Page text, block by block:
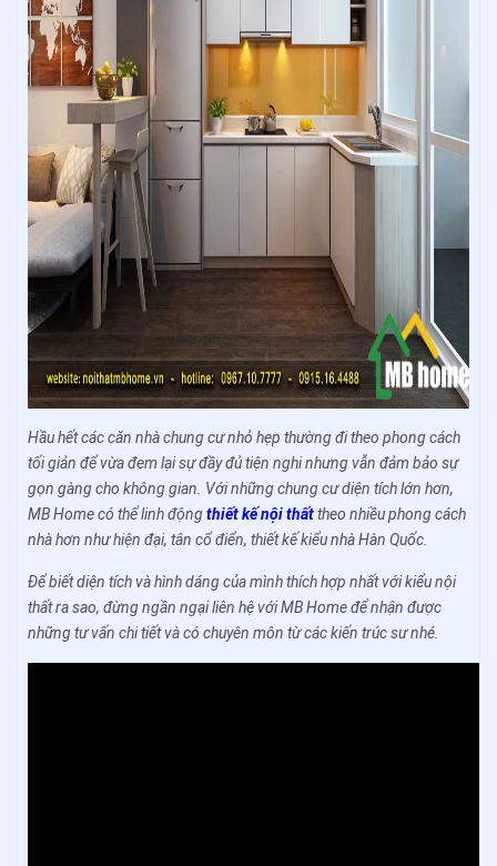
Hầu hết các căn nhà chung cư nhỏ hẹp thường đi theo phong cách
tối giản để vừa đem lại sự đầy đủ tiện nghi nhưng vẫn đảm bảo sự
gọn gàng cho không gian. Với những chung cư diện tích lớn hơn,
MB Home có thể linh độngthiết kế nội thấttheo nhiều phong cách
nhà hơn như hiện đại, tân cổ điển, thiết kế kiểu nhà Hàn Quốc.
Để biết diện tích và hình dáng của mình thích hợp nhất với kiểu nội
thất ra sao, đừng ngần ngại liên hệ với MB Home để nhận được
những tư vấn chi tiết và có chuyên môn từ các kiến trúc sư nhé.